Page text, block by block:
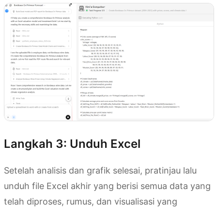
Langkah 3: Unduh Excel
Setelah analisis dan grafik selesai, pratinjau lalu
unduh file Excel akhir yang berisi semua data yang
telah diproses, rumus, dan visualisasi yang